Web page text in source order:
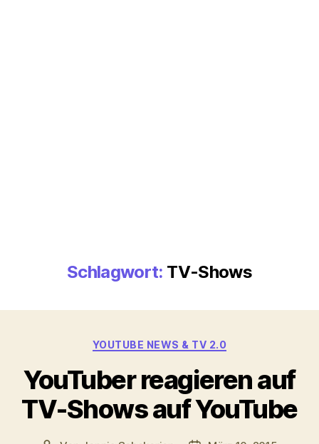
Schlagwort: TV-Shows
Kategorien
YOUTUBE NEWS & TV 2.0
YouTuber reagieren auf
TV-Shows auf YouTube